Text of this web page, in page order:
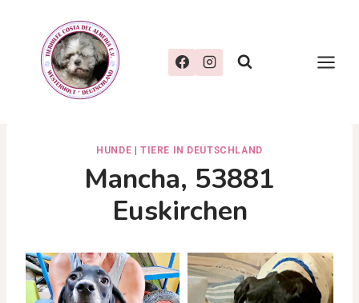
springen
HUNDE TIERE IN DEUTSCHLAND
Mancha, 53881
Euskirchen